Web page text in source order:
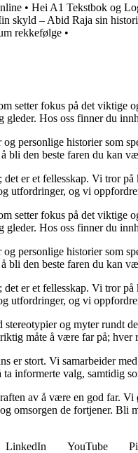
• Hei A1 Tekstbok og
skyld – Abid Raja sin
rekkefølge •
setter fokus på det viktige
Hos oss finner du
personlige historier som
bli den beste faren du kan
det er et fellesskap. Vi tror
utfordringer, og vi
setter fokus på det viktige
Hos oss finner du
personlige historier som
bli den beste faren du kan
det er et fellesskap. Vi tror
utfordringer, og vi
stereotypier og myter rundt
måte å være far på; hver
er stort. Vi samarbeider
informerte valg, samtidig
av å være en god far. Vi
omsorgen de fortjener. Bli
LinkedIn YouTube